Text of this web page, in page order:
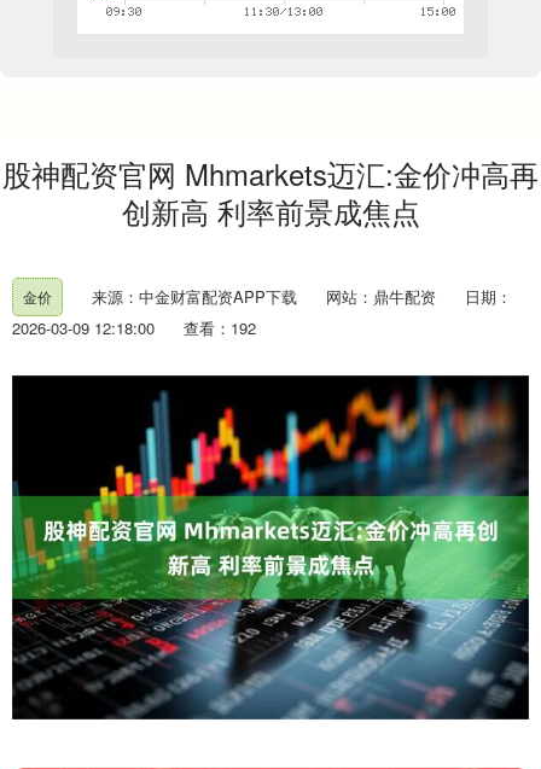
股神配资官网 Mhmarkets迈汇:金价冲高再
创新高 利率前景成焦点
金价 来源：中金财富配资APP下载 网站：鼎牛配资
日期：
2026-03-09 12:18:00
查看：192